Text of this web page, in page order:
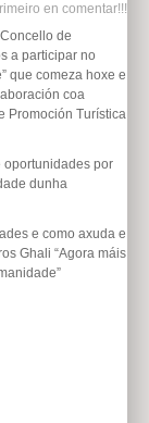
en comentar!!!
de
a participar no
que comeza hoxe e
coa
Promoción Turística
oportunidades por
dunha
e como axuda e
Ghali “Agora máis